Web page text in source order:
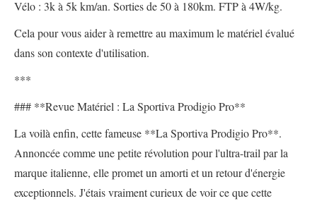
Vélo : 3k à 5k km/an. Sorties de 50 à 180km. FTP à 4W/kg.
Cela pour vous aider à remettre au maximum le matériel évalué
dans son contexte d'utilisation.
***
### **Revue Matériel : La Sportiva Prodigio Pro**
La voilà enfin, cette fameuse **La Sportiva Prodigio Pro**.
Annoncée comme une petite révolution pour l'ultra-trail par la
marque italienne, elle promet un amorti et un retour d'énergie
exceptionnels. J'étais vraiment curieux de voir ce que cette